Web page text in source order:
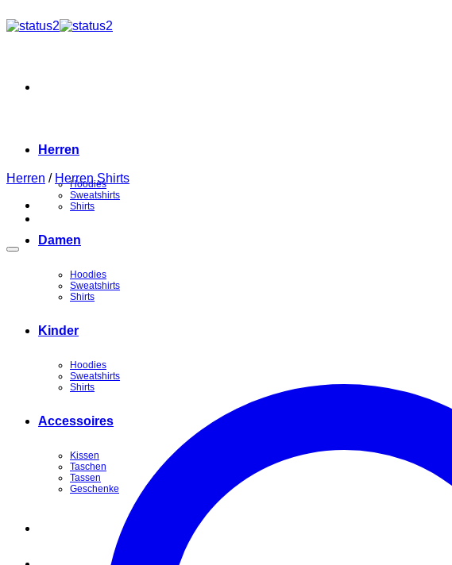
Inhalt
Herren
Hoodies
Sweatshirts
Shirts
Damen
Hoodies
Sweatshirts
Shirts
Kinder
Hoodies
Sweatshirts
Shirts
Accessoires
Kissen
Taschen
Tassen
Geschenke
Herren / Herren Shirts